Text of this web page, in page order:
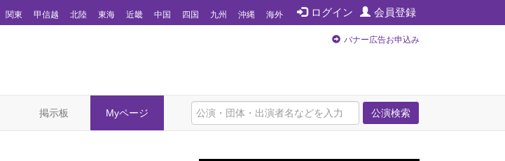
ログイン 会員登録
関東 甲信越 北陸 東海 近畿 中国 四国 九州 沖縄 海外
バナー広告お申込み
公演検索
掲示板 Myページ